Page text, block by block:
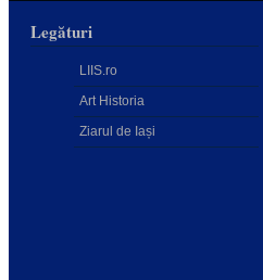
Legături
LIIS.ro
Art Historia
Ziarul de Iași